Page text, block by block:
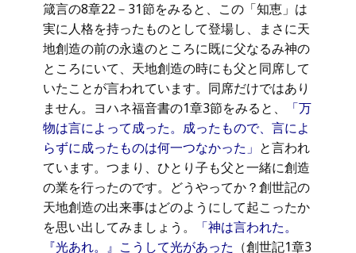
箴言の8章22－31節をみると、この「知恵」は
実に人格を持ったものとして登場し、まさに天
地創造の前の永遠のところに既に父なるみ神の
ところにいて、天地創造の時にも父と同席して
いたことが言われています。同席だけではあり
ません。ヨハネ福音書の1章3節をみると、
「万
物は言によって成った。成ったもので、言によ
らずに成ったものは何一つなかった」 と言われ
ています。つまり、ひとり子も父と一緒に創造
の業を行ったのです。どうやってか？創世記の
天地創造の出来事はどのようにして起こったか
を思い出してみましょう。
「神は言われた。
『光あれ。』こうして光があった （創世記1章3